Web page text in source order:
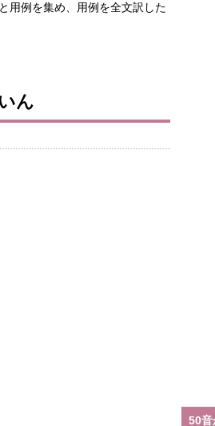
用例を集め、用例を全文訳した
ん
50音